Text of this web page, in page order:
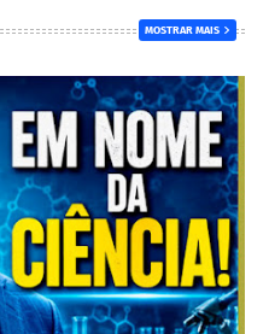
MOSTRAR MAIS